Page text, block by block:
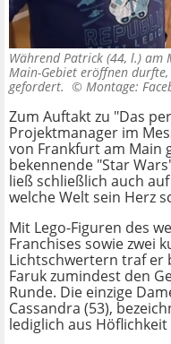
Während Patrick (44, l.) am
Main-Gebiet eröffnen
gefordert. © Montage:
Zum Auftakt zu "Das
Projektmanager im
von Frankfurt am Main
bekennende "Star
ließ schließlich auch
welche Welt sein Herz
Mit Lego-Figuren des
Franchises sowie zwei
Lichtschwertern traf er
Faruk zumindest den
Runde. Die einzige
Cassandra (53),
lediglich aus Höflichkeit